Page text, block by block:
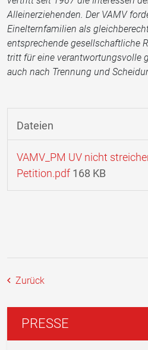
Alleinerziehenden. Der VAMV
Einelternfamilien als
entsprechende gesellschaftliche
tritt für eine verantwortungsvolle
auch nach Trennung und
Dateien
VAMV_PM UV nicht
Petition.pdf 168 KB
Zurück
PRESSE